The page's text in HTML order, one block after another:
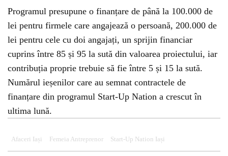
Programul presupune o finanțare de până la 100.000 de
lei pentru firmele care angajează o persoană, 200.000 de
lei pentru cele cu doi angajați, un sprijin financiar
cuprins între 85 și 95 la sută din valoarea proiectului, iar
contribuția proprie trebuie să fie între 5 și 15 la sută.
Numărul ieșenilor care au semnat contractele de
finanțare din programul Start-Up Nation a crescut în
ultima lună.
Afaceri Iași Femeia Antreprenor Start-Up Nation Iași